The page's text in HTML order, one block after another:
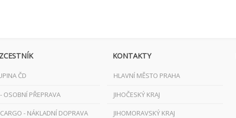
ČD
OSOBNÍ PŘEPRAVA
- NÁKLADNÍ DOPRAVA
KONTAKTY
HLAVNÍ MĚSTO PRAHA
JIHOČESKÝ KRAJ
JIHOMORAVSKÝ KRAJ